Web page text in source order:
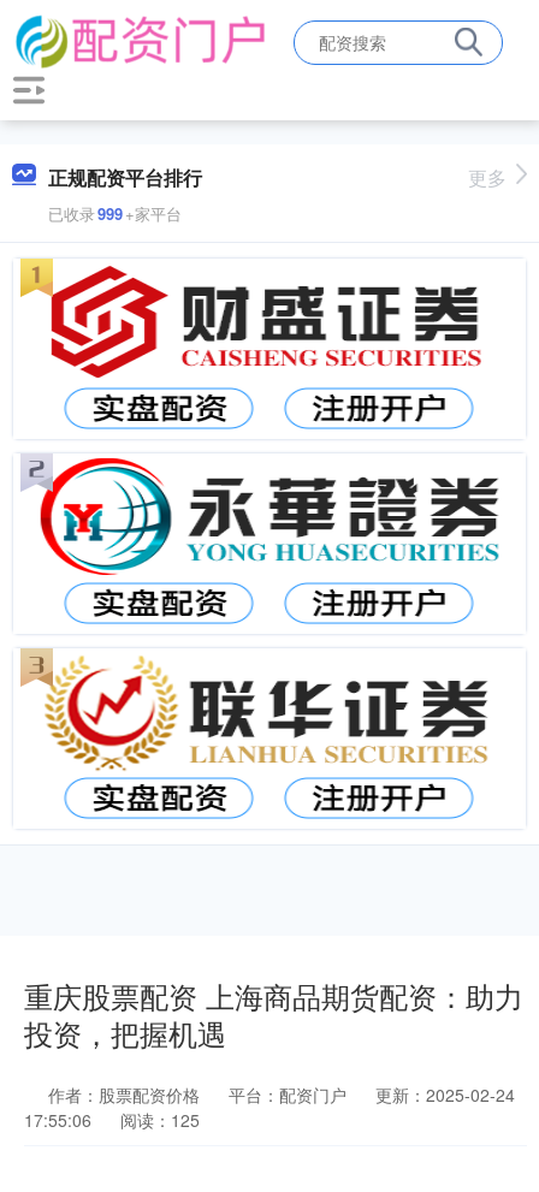
正规配资平台排行
已收录999+家平台
更多
重庆股票配资 上海商品期货配资：助力
投资，把握机遇
作者：股票配资价格 平台：配资门户
更新：2025-02-24
17:55:06
阅读：125